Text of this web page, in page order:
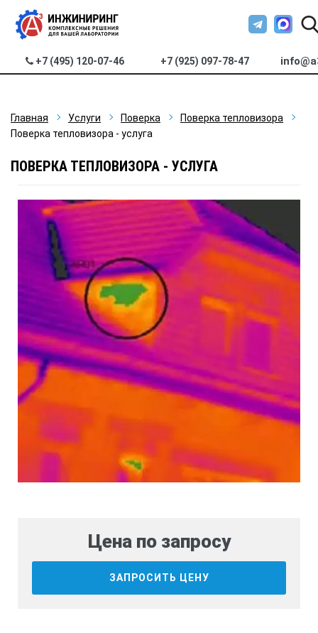
+7 (495) 120-07-46 +7 (925) 097-78-47
Главная Услуги Поверка
Поверка тепловизора
Поверка тепловизора - услуга
ПОВЕРКА ТЕПЛОВИЗОРА - УСЛУГА
Цена по запросу
ЗАПРОСИТЬ ЦЕНУ